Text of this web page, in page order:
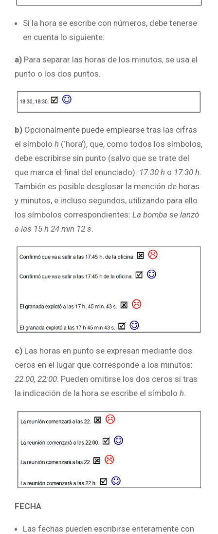
Si la hora se escribe con números, debe tenerse
en cuenta lo siguiente:
a) Para separar las horas de los minutos, se usa el
punto o los dos puntos.
b) Opcionalmente puede emplearse tras las cifras
el símbolo h (‘hora’), que, como todos los símbolos,
debe escribirse sin punto (salvo que se trate del
que marca el final del enunciado): 17.30 h o 17:30 h.
También es posible desglosar la mención de horas
y minutos, e incluso segundos, utilizando para ello
los símbolos correspondientes: La bomba se lanzó
a las 15 h 24 min 12 s.
c) Las horas en punto se expresan mediante dos
ceros en el lugar que corresponde a los minutos:
22.00, 22:00. Pueden omitirse los dos ceros si tras
la indicación de la hora se escribe el símbolo h.
FECHA
Las fechas pueden escribirse enteramente con